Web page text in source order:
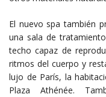
El nuevo spa también
una sala de
techo capaz de
ritmos del cuerpo y
lujo de París, la
Plaza Athénée.